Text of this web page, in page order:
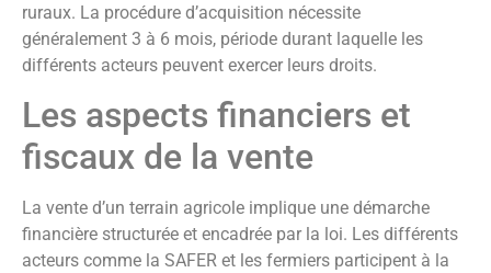
ruraux. La procédure d’acquisition nécessite
généralement 3 à 6 mois, période durant laquelle les
différents acteurs peuvent exercer leurs droits.
Les aspects financiers et
fiscaux de la vente
La vente d’un terrain agricole implique une démarche
financière structurée et encadrée par la loi. Les différents
acteurs comme la SAFER et les fermiers participent à la